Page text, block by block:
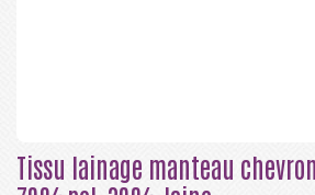
Tissu lainage manteau